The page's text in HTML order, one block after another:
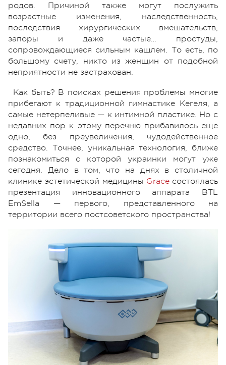
родов. Причиной также могут послужить
возрастные изменения, наследственность,
последствия хирургических вмешательств,
запоры и даже частые… простуды,
сопровождающиеся сильным кашлем. То есть, по
большому счету, никто из женщин от подобной
неприятности не застрахован.
Как быть? В поисках решения проблемы многие
прибегают к традиционной гимнастике Кегеля, а
самые нетерпеливые — к интимной пластике. Но с
недавних пор к этому перечню прибавилось еще
одно, без преувеличения, чудодейственное
средство. Точнее, уникальная технология, ближе
познакомиться с которой украинки могут уже
сегодня. Дело в том, что на днях в столичной
клинике эстетической медицины Graceсостоялась
презентация инновационного аппарата BTL
EmSella — первого, представленного на
территории всего постсоветского пространства!